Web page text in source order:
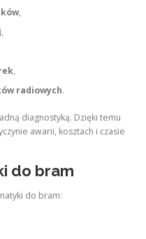
,
,
,
radiowych.
diagnostyką. Dzięki temu
awarii, kosztach i czasie
do bram
do bram: